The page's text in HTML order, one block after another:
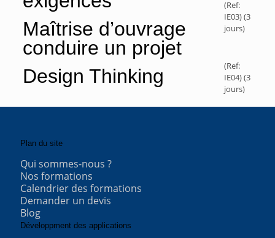
Maîtrise d’ouvrage
conduire un projet
Design Thinking
(Ref:
IE03) (3
jours)
(Ref:
IE04) (3
jours)
Plan du site
Qui sommes-nous ?
Nos formations
Calendrier des formations
Demander un devis
Blog
Développment des applications